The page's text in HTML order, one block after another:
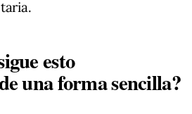
esto
una forma sencilla?